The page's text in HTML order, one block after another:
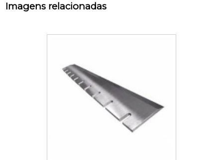
Imagens relacionadas